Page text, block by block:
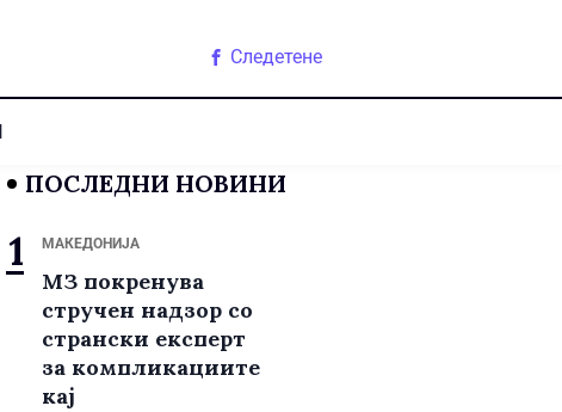
Следетене
ПОСЛЕДНИ НОВИНИ
МАКЕДОНИЈА
МЗ покренува
стручен надзор со
странски експерт
за компликациите
кај